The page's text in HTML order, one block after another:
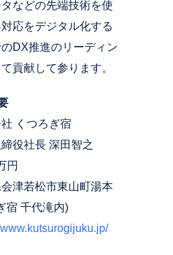
などの先端技術を使
応をデジタル化する
DX推進のリーディン
貢献して参ります。
くつろぎ宿
役社長 深田智之
円
津若松市東山町湯本
宿 千代滝内)